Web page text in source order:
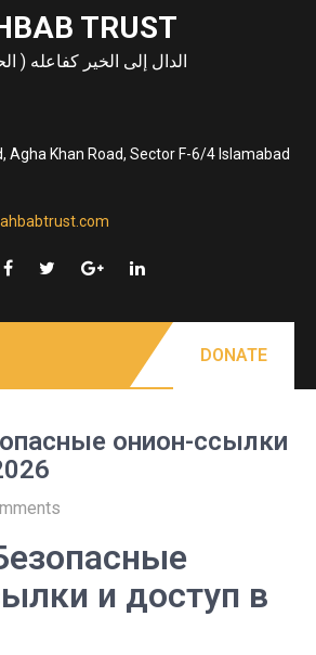
TRUST
الدال إلى الخير كفاعله (
Agha Khan Road, Sector F-6/4 Islamabad
DONATE
онион-ссылки
и доступ в